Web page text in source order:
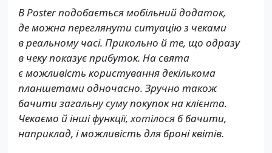
В Poster подобається мобільний додаток,
де можна переглянути ситуацію з чеками
в реальному часі. Прикольно й те, що одразу
в чеку показує прибуток. На свята
є можливість користування декількома
планшетами одночасно. Зручно також
бачити загальну суму покупок на клієнта.
Чекаємо й інші функції, хотілося б бачити,
наприклад, і можливість для броні квітів.